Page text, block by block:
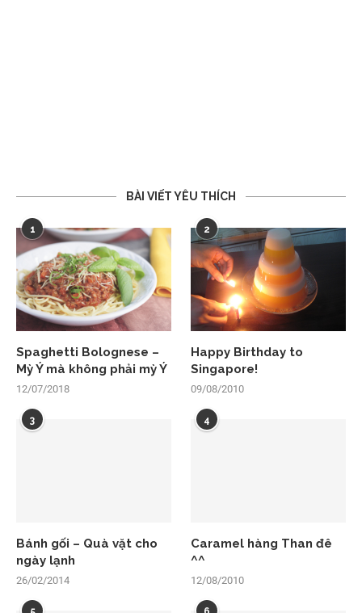
BÀI VIẾT YÊU THÍCH
1
Spaghetti Bolognese –
Mỳ Ý mà không phải mỳ Ý
12/07/2018
2
Happy Birthday to
Singapore!
09/08/2010
3
Bánh gối – Quà vặt cho
ngày lạnh
26/02/2014
4
Caramel hàng Than đê
^^
12/08/2010